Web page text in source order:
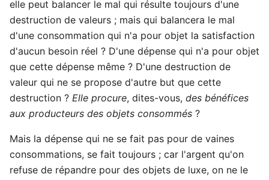
elle peut balancer le mal qui résulte toujours d'une
destruction de valeurs ; mais qui balancera le mal
d'une consommation qui n'a pour objet la satisfaction
d'aucun besoin réel ? D'une dépense qui n'a pour objet
que cette dépense même ? D'une destruction de
valeur qui ne se propose d'autre but que cette
destruction ? Elle procure, dites-vous, des bénéfices
aux producteurs des objets consommés ?
Mais la dépense qui ne se fait pas pour de vaines
consommations, se fait toujours ; car l'argent qu'on
refuse de répandre pour des objets de luxe, on ne le